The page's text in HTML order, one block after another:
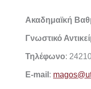
Ακαδημαϊκή
Γνωστικό
Τηλέφωνο:
E-mail :